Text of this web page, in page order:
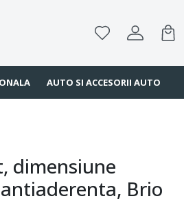
AUTO SI ACCESORII AUTO
dimensiune
Brio